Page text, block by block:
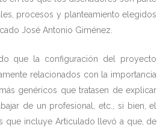
procesos y planteamiento elegidos
José Antonio Giménez.
que la configuración del proyecto
relacionados con la importancia
genéricos que tratasen de explicar
de un profesional, etc., si bien, el
incluye Articulado llevó a que, de